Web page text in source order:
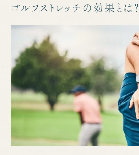
ゴルフストレッチの効果とは？